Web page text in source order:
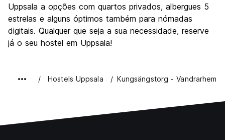
Uppsala a opções com quartos privados, albergues 5
estrelas e alguns óptimos também para nómadas
digitais. Qualquer que seja a sua necessidade, reserve
já o seu hostel em Uppsala!
Hostels Uppsala Kungsängstorg - Vandrarhem